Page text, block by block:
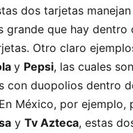
dos tarjetas
grande que hay dentro
Otro claro
y Pepsi, las cuales
con duopolios dentro
México, por ejemplo,
y Tv Azteca, estas